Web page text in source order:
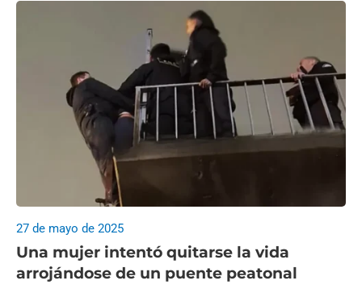
Una mujer intentó quitarse la vida
arrojándose de un puente peatonal
27 de mayo de 2025